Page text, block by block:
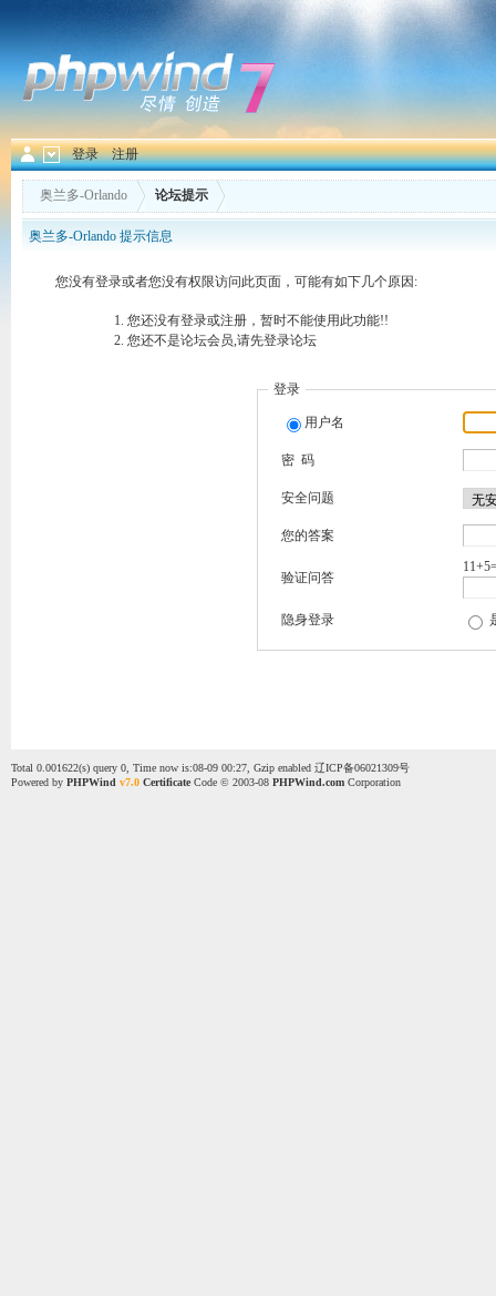
登录 注册
奥兰多-Orlando 论坛提示
奥兰多-Orlando 提示信息
您没有登录或者您没有权限访问此页面，可能有如下几个原因:
您还没有登录或注册，暂时不能使用此功能!!
您还不是论坛会员,请先登录论坛
登录
用户名
密 码
安全问题
您的答案
验证问答
隐身登录
Total 0.001622(s) query 0, Time now is:08-09 00:27, Gzip enabled 辽ICP备06021309号
Powered by PHPWind v7.0 CertificateCode © 2003-08 PHPWind.comCorporation